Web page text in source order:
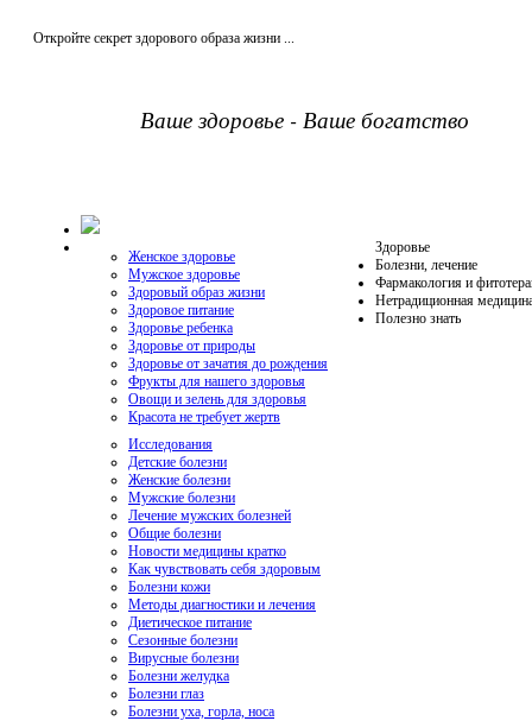
Откройте секрет здорового образа жизни ...
Ваше здоровье - Ваше богатство
Здоровье
Женское здоровье
Мужское здоровье
Здоровый образ жизни
Здоровое питание
Здоровье ребенка
Здоровье от природы
Здоровье от зачатия до рождения
Фрукты для нашего здоровья
Овощи и зелень для здоровья
Красота не требует жертв
Болезни, лечение
Исследования
Детские болезни
Женские болезни
Мужские болезни
Лечение мужских болезней
Общие болезни
Новости медицины кратко
Как чувствовать себя здоровым
Болезни кожи
Методы диагностики и лечения
Диетическое питание
Сезонные болезни
Вирусные болезни
Болезни желудка
Болезни глаз
Болезни уха, горла, носа
Фармакология и
Нетрадиционная
Полезно знать